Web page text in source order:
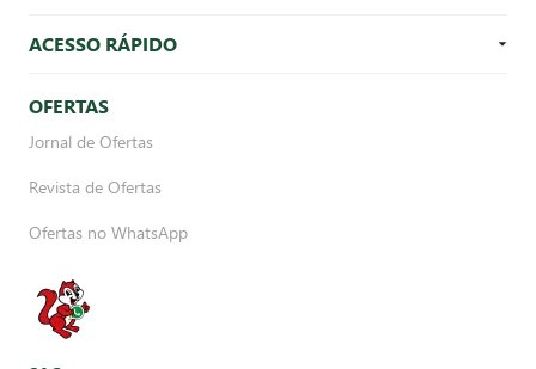
ACESSO RÁPIDO
OFERTAS
Jornal de Ofertas
Revista de Ofertas
Ofertas no WhatsApp